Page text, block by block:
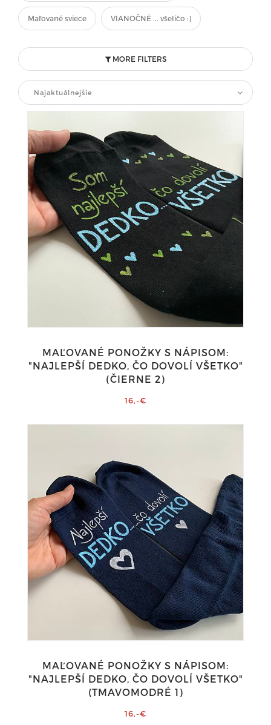
Maľované sviece VIANOČNÉ ... všeličo :)
MORE FILTERS
Najaktuálnejšie
MAĽOVANÉ PONOŽKY S NÁPISOM:
"NAJLEPŠÍ DEDKO, ČO DOVOLÍ VŠETKO"
(ČIERNE 2)
16,-€
MAĽOVANÉ PONOŽKY S NÁPISOM:
"NAJLEPŠÍ DEDKO, ČO DOVOLÍ VŠETKO"
(TMAVOMODRÉ 1)
16,-€